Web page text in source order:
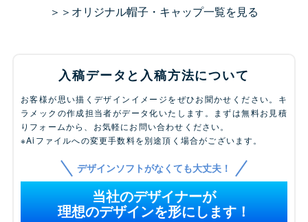
＞＞オリジナル帽子・キャップ一覧を見る
入稿データと入稿方法について
お客様が思い描くデザインイメージをぜひお聞かせください。キ
ラメックの作成担当者がデータ化いたします。まずは無料お見積
りフォームから、お気軽にお問い合わせください。
※Aiファイルへの変更手数料を別途頂く場合がございます。
デザインソフトがなくても大丈夫！
当社のデザイナーが
理想のデザインを形にします！